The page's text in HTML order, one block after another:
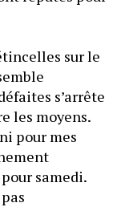
sur le
s’arrête
les moyens.
pour mes
samedi.